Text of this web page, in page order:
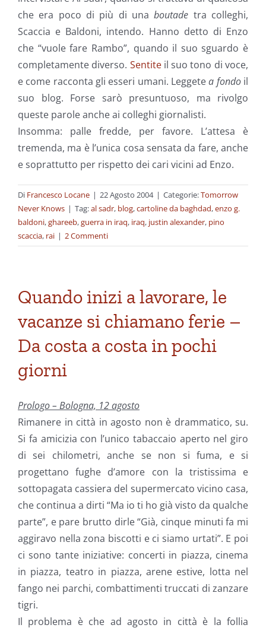
che era poco di più di unaboutade tra colleghi,
Scaccia e Baldoni, intendo. Hanno detto di Enzo
che “vuole fare Rambo”, quando il suo sguardo è
completamente diverso. Sentiteil suo tono di voce,
e come racconta gli esseri umani. Leggetea fondoil
suo blog. Forse sarò presuntuoso, ma rivolgo
queste parole anche ai colleghi giornalisti.
Insomma: palle fredde, per favore. L’attesa è
tremenda, ma è l’unica cosa sensata da fare, anche
e soprattutto per rispetto dei cari vicini ad Enzo.
Di Francesco Locane | 22 Agosto 2004 | Categorie:Tomorrow
Never Knows | Tag:al sadr, blog,cartoline da baghdad,enzo g.
baldoni,ghareeb,guerra in iraq, iraq, justin alexander, pino
scaccia, rai | 2 Commenti
Quando inizi a lavorare, le
vacanze si chiamano ferie –
Da costa a costa in pochi
giorni
Prologo – Bologna, 12 agosto
Rimanere in città in agosto non è drammatico, su.
Si fa amicizia con l’unico tabaccaio aperto nel giro
di sei chilometri, anche se non si fuma, e si
progettano fughe d’amore con la tristissima e
sottopagata cassiera del supermercato vicino casa,
che continua a dirti “Ma io ti ho già visto da qualche
parte”, e pare brutto dirle “Già, cinque minuti fa mi
aggiravo nella zona biscotti e ci siamo urtati”. E poi
ci sono tante iniziative: concerti in piazza, cinema
in piazza, teatro in piazza, arene estive, lotta nel
fango nei parchi, combattimenti truccati di zanzare
tigri.
Il problema è che ad agosto in città è la follia